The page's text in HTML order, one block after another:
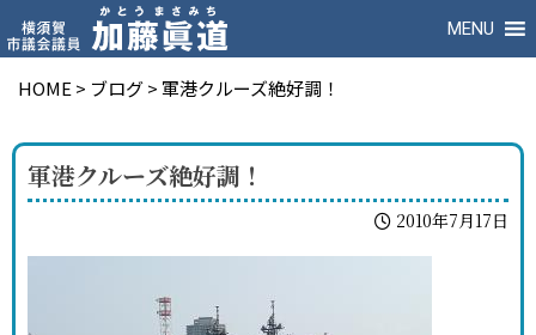
MENU
HOME > ブログ>軍港クルーズ絶好調！
軍港クルーズ絶好調！
2010年7月17日